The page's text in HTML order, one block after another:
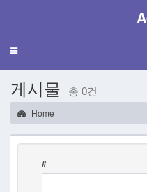
A
Toggle
게시물
총 0건
Home
#